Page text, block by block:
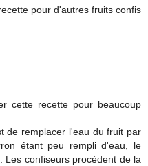
pour d'autres fruits confis
cette recette pour beaucoup
de remplacer l'eau du fruit par
étant peu rempli d'eau, le
Les confiseurs procèdent de la